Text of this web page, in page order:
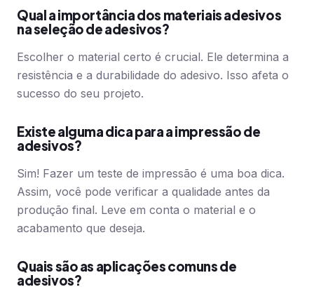
Qual a importância dos materiais adesivos
na seleção de adesivos?
Escolher o material certo é crucial. Ele determina a
resistência e a durabilidade do adesivo. Isso afeta o
sucesso do seu projeto.
Existe alguma dica para a impressão de
adesivos?
Sim! Fazer um teste de impressão é uma boa dica.
Assim, você pode verificar a qualidade antes da
produção final. Leve em conta o material e o
acabamento que deseja.
Quais são as aplicações comuns de
adesivos?